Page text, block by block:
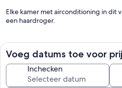
Elke kamer met airconditioning in dit
een haardroger.
Voeg datums toe voor
Inchecken